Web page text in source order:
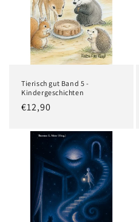
Tierisch gut Band 5 -
Kindergeschichten
Normaler
€12,90